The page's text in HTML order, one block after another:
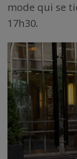
mode qui se
17h30.